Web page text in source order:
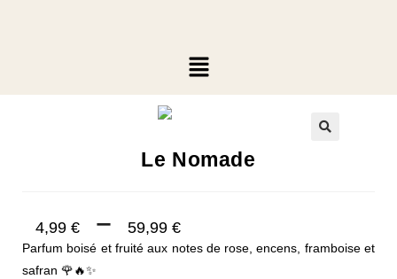
Le Nomade
4,99 € – 59,99 €
Parfum boisé et fruité aux notes de rose, encens, framboise et
safran 🌹🔥✨